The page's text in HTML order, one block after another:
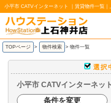
小平市 CATVインターネット ｜賃貸物件一覧
/
TOPページ > 物件検索 > 物件一覧
選択
小平市 CATVインターネット
条件を変更